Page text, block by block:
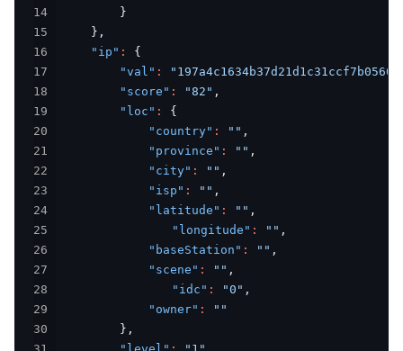
14
}
15
} ,
16
"ip" :
{
17
"val" :
18
"score" : "82" ,
19
"loc" :
{
20
"country" : "" ,
21
"province" : "" ,
22
"city" : "" ,
23
"isp" : "" ,
24
"latitude" : "" ,
25
"longitude" : "" ,
26
"baseStation" : "" ,
27
"scene" : "" ,
28
"idc" : "0" ,
29
"owner" :
""
30
} ,